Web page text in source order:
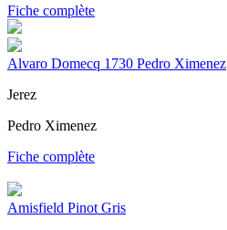
Fiche complète
Alvaro Domecq 1730 Pedro Ximenez
Jerez
Pedro Ximenez
Fiche complète
Amisfield Pinot Gris